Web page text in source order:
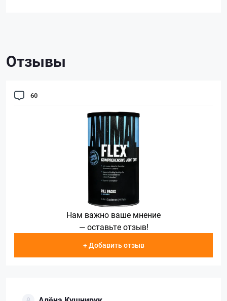
Отзывы
60
Нам важно ваше мнение
— оставьте отзыв!
+ Добавить отзыв